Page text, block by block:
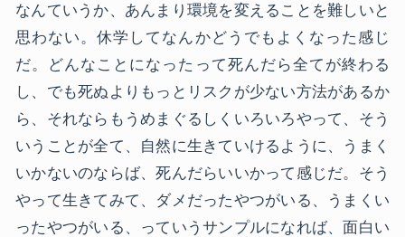
なんていうか、あんまり環境を変えることを難しいと
思わない。休学してなんかどうでもよくなった感じ
だ。どんなことになったって死んだら全てが終わる
し、でも死ぬよりもっとリスクが少ない方法があるか
ら、それならもうめまぐるしくいろいろやって、そう
いうことが全て、自然に生きていけるように、うまく
いかないのならば、死んだらいいかって感じだ。そう
やって生きてみて、ダメだったやつがいる、うまくい
ったやつがいる、っていうサンプルになれば、面白い